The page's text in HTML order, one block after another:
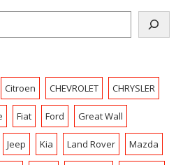
Citroen CHEVROLET CHRYSLЕR
Fiat Ford Great Wall
Jeep Kia Land Rover Mazda